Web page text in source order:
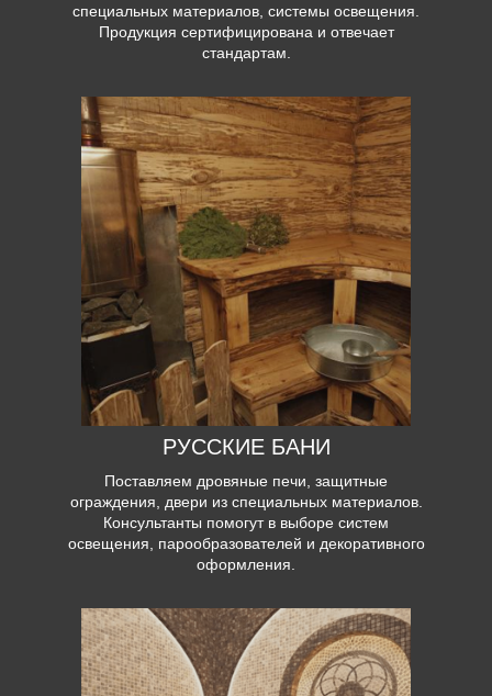
специальных материалов, системы освещения.
Продукция сертифицирована и отвечает
стандартам.
РУССКИЕ БАНИ
Поставляем дровяные печи, защитные
ограждения, двери из специальных материалов.
Консультанты помогут в выборе систем
освещения, парообразователей и декоративного
оформления.